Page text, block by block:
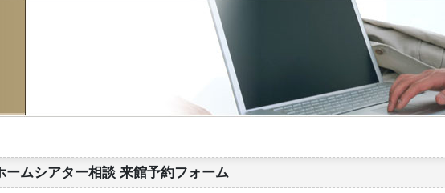
ームシアター相談 来館予約フォーム